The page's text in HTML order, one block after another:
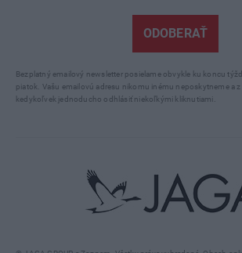
ODOBERAŤ
Bezplatný emailový newsletter posielame obvykle ku koncu
piatok. Vašu emailovú adresu nikomu inému neposkytneme a
kedykoľvek jednoducho odhlásiť niekoľkými kliknutiami.